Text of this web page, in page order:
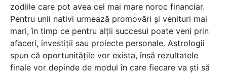
zodiile care pot avea cel mai mare noroc financiar.
Pentru unii nativi urmează promovări și venituri mai
mari, în timp ce pentru alții succesul poate veni prin
afaceri, investiții sau proiecte personale. Astrologii
spun că oportunitățile vor exista, însă rezultatele
finale vor depinde de modul în care fiecare va ști să